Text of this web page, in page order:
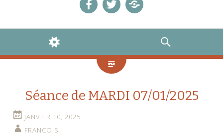
WIDGETS
RECHERCHE
Séance de MARDI 07/01/2025
JANVIER 10, 2025
FRANCOIS